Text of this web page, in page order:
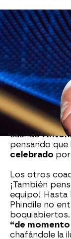
Los cuatro
ganarse la
Antonio
frente a sus
emotivas
pedido que
de que se
Phindile
, sin
Orozco, con
agradecerle
cuando
pensando que
celebrado
Los otros
¡También
equipo! Hasta
Phindile no
“de
chafándole la